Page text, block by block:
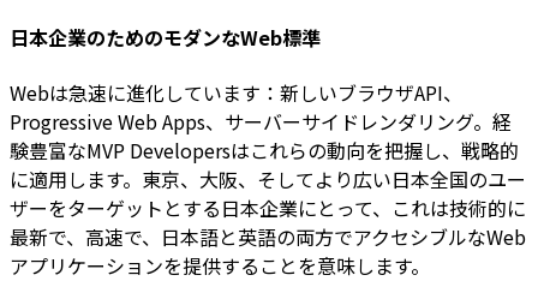
日本企業のためのモダンなWeb標準
Webは急速に進化しています：新しいブラウザAPI、
Progressive Web Apps、サーバーサイドレンダリング。経
験豊富なMVP Developersはこれらの動向を把握し、戦略的
に適用します。東京、大阪、そしてより広い日本全国のユー
ザーをターゲットとする日本企業にとって、これは技術的に
最新で、高速で、日本語と英語の両方でアクセシブルなWeb
アプリケーションを提供することを意味します。